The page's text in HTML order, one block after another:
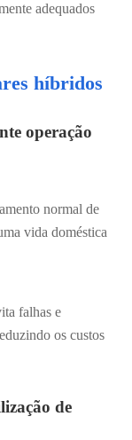
adequados
híbridos
operação
normal de
vida doméstica
falhas e
os custos
de